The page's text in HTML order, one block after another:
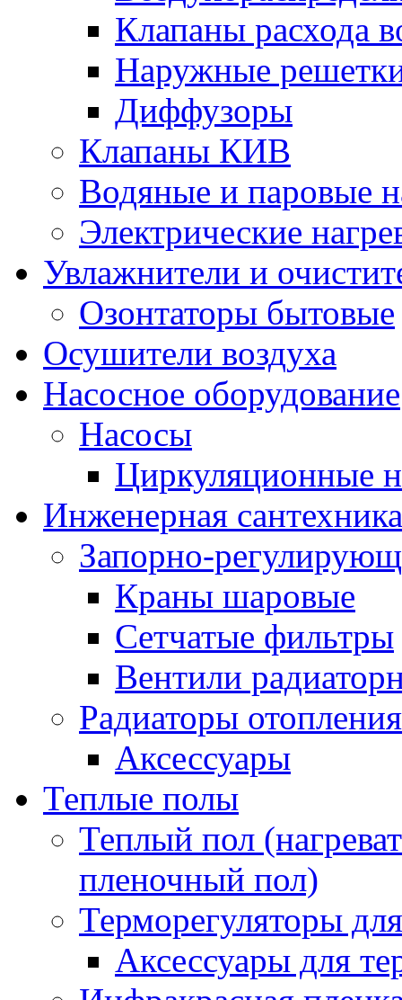
Клапаны расхода
Наружные
Диффузоры
Клапаны КИВ
Водяные и паровые
Электрические
Увлажнители и
Озонтаторы бытовые
Осушители воздуха
Насосное оборудование
Насосы
Циркуляционные
Инженерная сантехника
Запорно-
Краны шаровые
Сетчатые фильтры
Вентили
Радиаторы отопления
Аксессуары
Теплые полы
Теплый пол
пленочный пол)
Терморегуляторы
Аксессуары для